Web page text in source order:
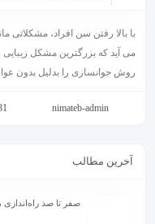
با بالا رفتن سن افراد، مشکلاتی
می آید که بزرگترین مشکل
روش جوانسازی را بدلیل بدون
nimateb-admin
31
آخرین مطالب
صفر تا صد راه‌اندازی